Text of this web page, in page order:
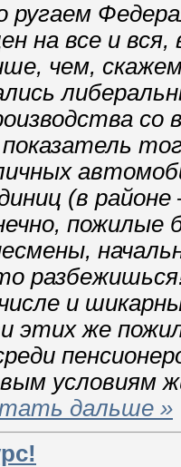
на все и
чем,
(в
и
этих же
условиям
дальше »